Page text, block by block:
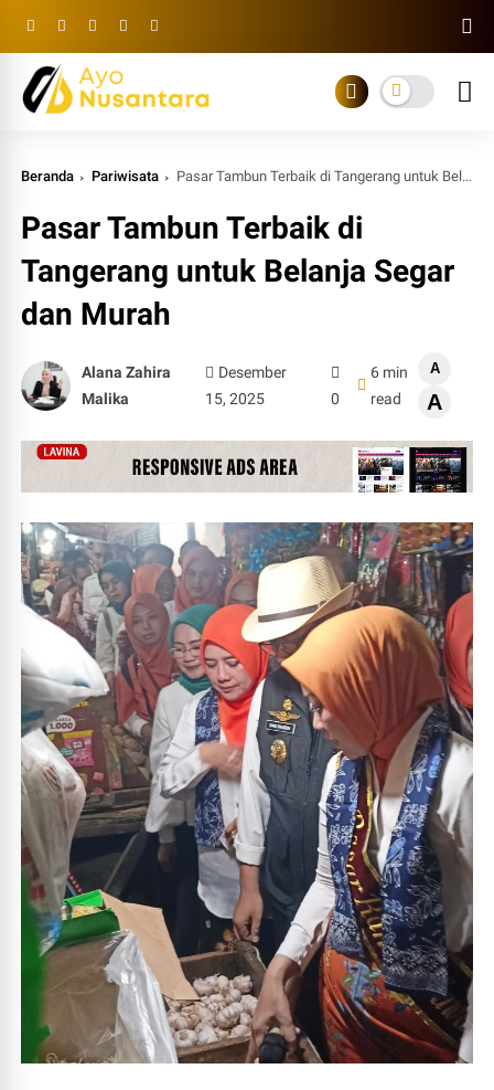
Beranda Pariwisata Pasar Tambun Terbaik di Tangerang untuk Belanja Segar dan Murah
Pasar Tambun Terbaik di
Tangerang untuk Belanja Segar
dan Murah
Alana Zahira
Malika
Desember
15, 2025
0
6 min
read
A
A